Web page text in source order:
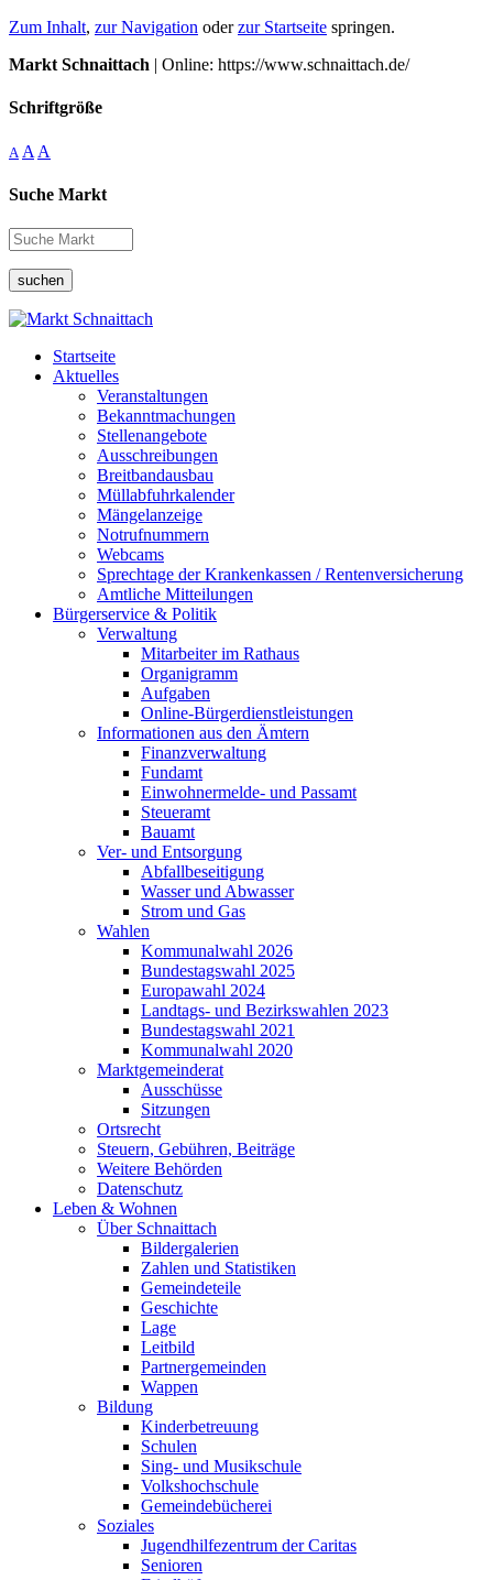
Zum Inhalt, zur Navigation oderzur Startseite springen.
Markt Schnaittach | Online: https://www.schnaittach.de/
Schriftgröße
A A A
Suche Markt
suchen
Startseite
Aktuelles
Veranstaltungen
Bekanntmachungen
Stellenangebote
Ausschreibungen
Breitbandausbau
Müllabfuhrkalender
Mängelanzeige
Notrufnummern
Webcams
Sprechtage der Krankenkassen / Rentenversicherung
Amtliche Mitteilungen
Bürgerservice & Politik
Verwaltung
Mitarbeiter im Rathaus
Organigramm
Aufgaben
Online-Bürgerdienstleistungen
Informationen aus den Ämtern
Finanzverwaltung
Fundamt
Einwohnermelde- und Passamt
Steueramt
Bauamt
Ver- und Entsorgung
Abfallbeseitigung
Wasser und Abwasser
Strom und Gas
Wahlen
Kommunalwahl 2026
Bundestagswahl 2025
Europawahl 2024
Landtags- und Bezirkswahlen 2023
Bundestagswahl 2021
Kommunalwahl 2020
Marktgemeinderat
Ausschüsse
Sitzungen
Ortsrecht
Steuern, Gebühren, Beiträge
Weitere Behörden
Datenschutz
Leben & Wohnen
Über Schnaittach
Bildergalerien
Zahlen und Statistiken
Gemeindeteile
Geschichte
Lage
Leitbild
Partnergemeinden
Wappen
Bildung
Kinderbetreuung
Schulen
Sing- und Musikschule
Volkshochschule
Gemeindebücherei
Soziales
Jugendhilfezentrum der Caritas
Senioren